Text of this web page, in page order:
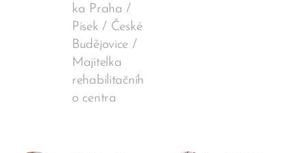
ka Praha /
Písek / České
Budějovice /
Majitelka
rehabilitačníh
o centra